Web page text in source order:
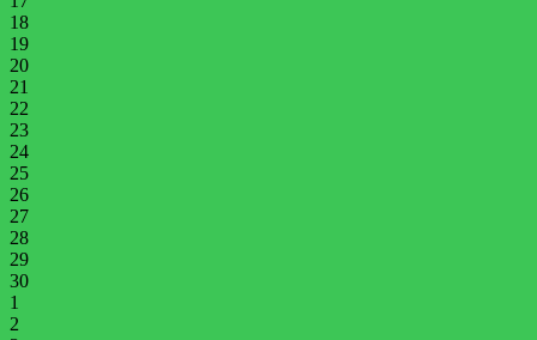
18
19
20
21
22
23
24
25
26
27
28
29
30
1
2